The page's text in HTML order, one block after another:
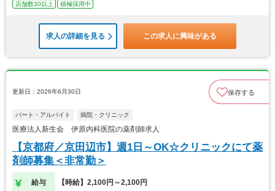
店舗数30以上
積極採用中
求人の詳細を見る この求人に興味がある
更新日：2026年6月30日 保存する
パート・アルバイト 病院・クリニック
医療法人新生会 伊原内科医院の薬剤師求人
【京都府／京田辺市】週1日～OK☆クリニックにて薬
剤師募集＜非常勤＞
給与 【時給】2,100円～2,100円